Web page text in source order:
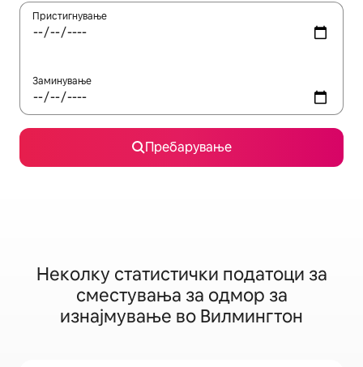
Пристигнување
Заминување
Пребарување
Неколку статистички податоци за
сместувања за одмор за
изнајмување во Вилмингтон